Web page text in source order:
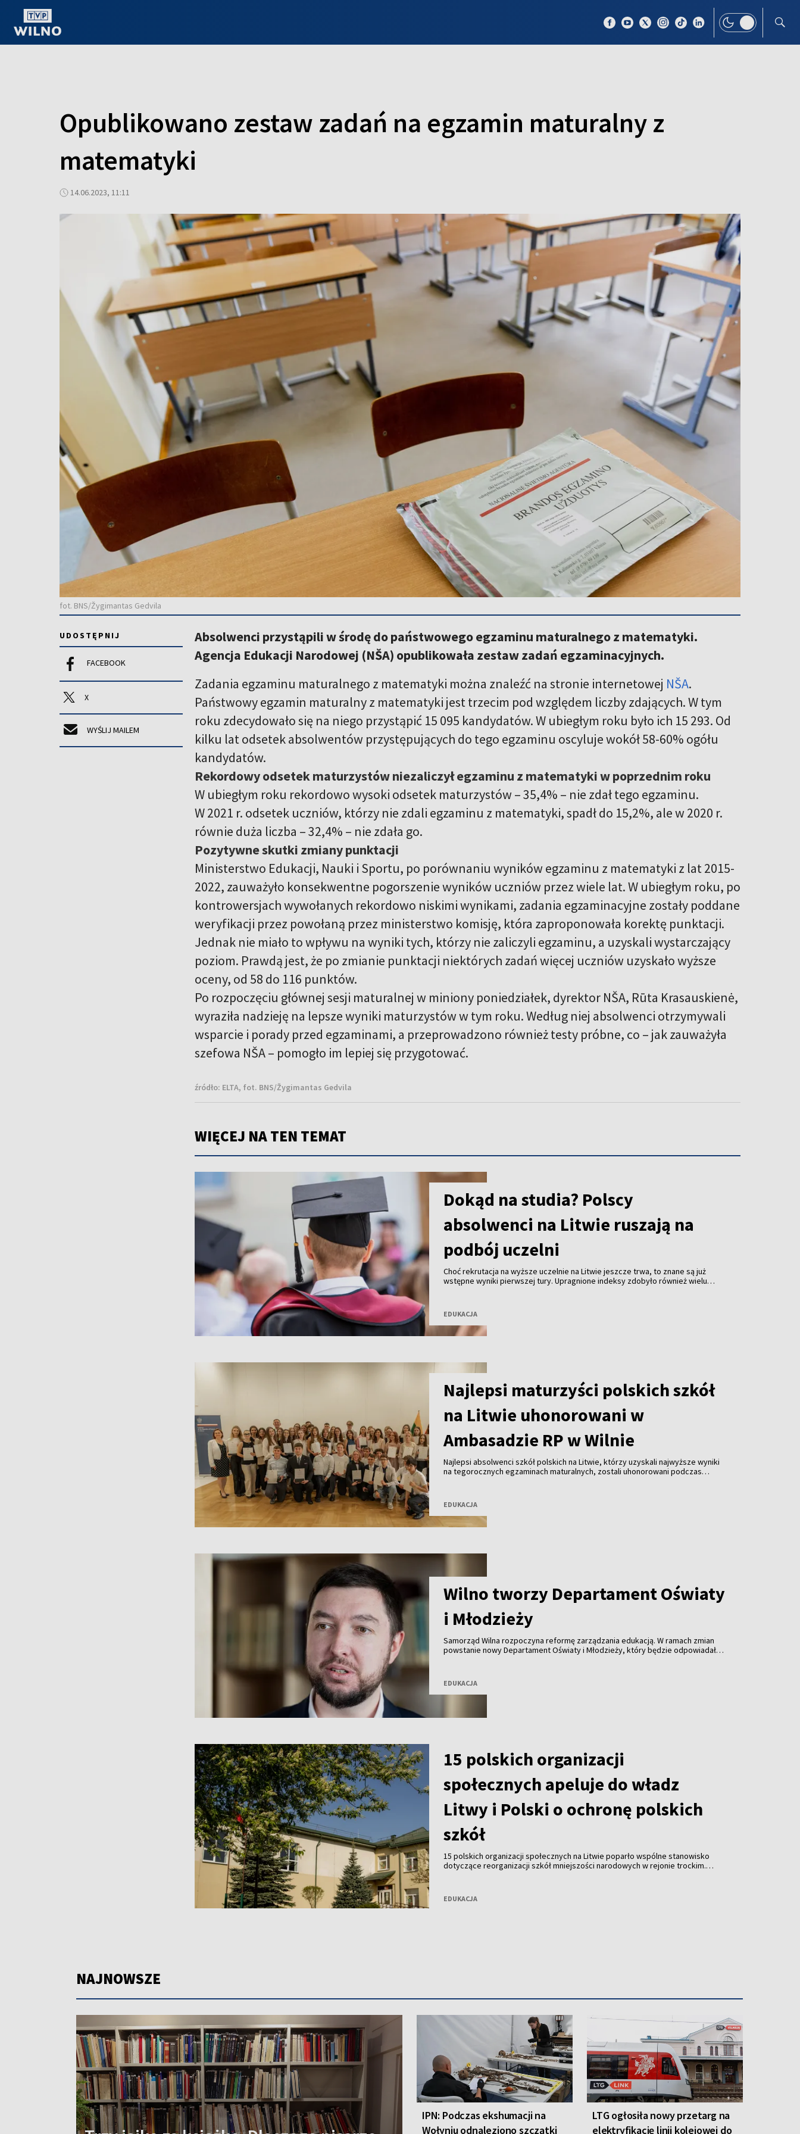
Opublikowano zestaw zadań na egzamin maturalny z
matematyki
14.06.2023, 11:11
fot. BNS/Žygimantas Gedvila
UDOSTĘPNIJ
FACEBOOK
X
WYŚLIJ MAILEM
Absolwenci przystąpili w środę do państwowego egzaminu maturalnego z matematyki.
Agencja Edukacji Narodowej (NŠA) opublikowała zestaw zadań egzaminacyjnych.
Zadania egzaminu maturalnego z matematyki można znaleźć na stronie internetowej NŠA.
Państwowy egzamin maturalny z matematyki jest trzecim pod względem liczby zdających. W tym
roku zdecydowało się na niego przystąpić 15 095 kandydatów. W ubiegłym roku było ich 15 293. Od
kilku lat odsetek absolwentów przystępujących do tego egzaminu oscyluje wokół 58-60% ogółu
kandydatów.
Rekordowy odsetek maturzystów niezaliczył egzaminu z matematyki w poprzednim roku
W ubiegłym roku rekordowo wysoki odsetek maturzystów – 35,4% – nie zdał tego egzaminu.
W 2021 r. odsetek uczniów, którzy nie zdali egzaminu z matematyki, spadł do 15,2%, ale w 2020 r.
równie duża liczba – 32,4% – nie zdała go.
Pozytywne skutki zmiany punktacji
Ministerstwo Edukacji, Nauki i Sportu, po porównaniu wyników egzaminu z matematyki z lat 2015-
2022, zauważyło konsekwentne pogorszenie wyników uczniów przez wiele lat. W ubiegłym roku, po
kontrowersjach wywołanych rekordowo niskimi wynikami, zadania egzaminacyjne zostały poddane
weryfikacji przez powołaną przez ministerstwo komisję, która zaproponowała korektę punktacji.
Jednak nie miało to wpływu na wyniki tych, którzy nie zaliczyli egzaminu, a uzyskali wystarczający
poziom. Prawdą jest, że po zmianie punktacji niektórych zadań więcej uczniów uzyskało wyższe
oceny, od 58 do 116 punktów.
Po rozpoczęciu głównej sesji maturalnej w miniony poniedziałek, dyrektor NŠA, Rūta Krasauskienė,
wyraziła nadzieję na lepsze wyniki maturzystów w tym roku. Według niej absolwenci otrzymywali
wsparcie i porady przed egzaminami, a przeprowadzono również testy próbne, co – jak zauważyła
szefowa NŠA – pomogło im lepiej się przygotować.
źródło: ELTA, fot. BNS/Žygimantas Gedvila
WIĘCEJ NA TEN TEMAT
Dokąd na studia? Polscy
absolwenci na Litwie ruszają na
podbój uczelni
Choć rekrutacja na wyższe uczelnie na Litwie jeszcze trwa, to znane są już
wstępne wyniki pierwszej tury. Upragnione indeksy zdobyło również wielu
EDUKACJA
Najlepsi maturzyści polskich szkół
na Litwie uhonorowani w
Ambasadzie RP w Wilnie
Najlepsi absolwenci szkół polskich na Litwie, którzy uzyskali najwyższe wyniki
na tegorocznych egzaminach maturalnych, zostali uhonorowani podczas
EDUKACJA
Wilno tworzy Departament Oświaty
i Młodzieży
Samorząd Wilna rozpoczyna reformę zarządzania edukacją. W ramach zmian
powstanie nowy Departament Oświaty i Młodzieży, który będzie odpowiadał
EDUKACJA
15 polskich organizacji
społecznych apeluje do władz
Litwy i Polski o ochronę polskich
szkół
15 polskich organizacji społecznych na Litwie poparło wspólne stanowisko
dotyczące reorganizacji szkół mniejszości narodowych w rejonie trockim.
EDUKACJA
NAJNOWSZE
IPN: Podczas ekshumacji na
Wołyniu odnaleziono szczątki
LTG ogłosiła nowy przetarg na
elektryfikację linii kolejowej do